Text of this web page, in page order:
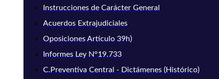
Instrucciones de Carácter General
Acuerdos Extrajudiciales
Oposiciones Artículo 39h)
Informes Ley N°19.733
C.Preventiva Central - Dictámenes (Histórico)